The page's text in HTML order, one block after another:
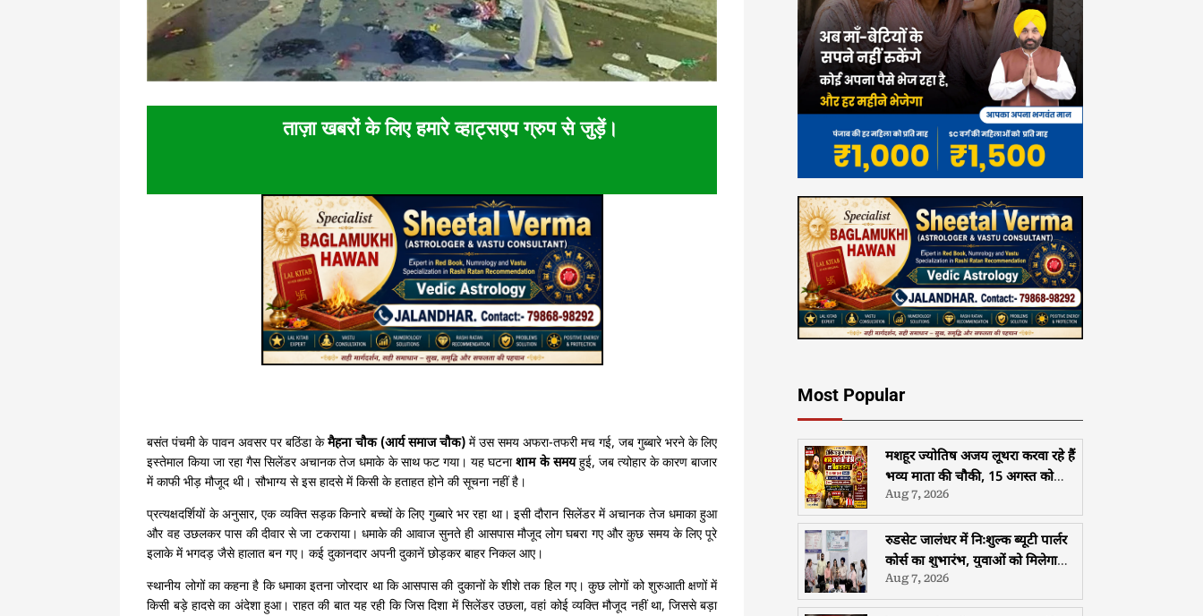
ताज़ा खबरों के लिए हमारे व्हाट्सएप ग्रुप से जुड़ें।
बसंत पंचमी के पावन अवसर पर बठिंडा केमैहना चौक (आर्य समाज चौक)में उस समय अफरा-तफरी मच गई, जब गुब्बारे भरने के लिए
इस्तेमाल किया जा रहा गैस सिलेंडर अचानक तेज धमाके के साथ फट गया। यह घटनाशाम के समयहुई, जब त्योहार के कारण बाजार
में काफी भीड़ मौजूद थी। सौभाग्य से इस हादसे में किसी के हताहत होने की सूचना नहीं है।
प्रत्यक्षदर्शियों के अनुसार, एक व्यक्ति सड़क किनारे बच्चों के लिए गुब्बारे भर रहा था। इसी दौरान सिलेंडर में अचानक तेज धमाका हुआ
और वह उछलकर पास की दीवार से जा टकराया। धमाके की आवाज सुनते ही आसपास मौजूद लोग घबरा गए और कुछ समय के लिए पूरे
इलाके में भगदड़ जैसे हालात बन गए। कई दुकानदार अपनी दुकानें छोड़कर बाहर निकल आए।
स्थानीय लोगों का कहना है कि धमाका इतना जोरदार था कि आसपास की दुकानों के शीशे तक हिल गए। कुछ लोगों को शुरुआती क्षणों में
किसी बड़े हादसे का अंदेशा हुआ। राहत की बात यह रही कि जिस दिशा में सिलेंडर उछला, वहां कोई व्यक्ति मौजूद नहीं था, जिससे बड़ा
Most Popular
मशहूर ज्योतिष अजय लूथरा करवा रहे हैं
भव्य माता की चौकी, 15 अगस्त को
होशियारपुर में सजेगा विशाल धार्मिक
समागम
Aug 7, 2026
रुडसेट जालंधर में निःशुल्क ब्यूटी पार्लर
कोर्स का शुभारंभ, युवाओं को मिलेगा
मुफ्त प्रशिक्षण, हॉस्टल और भोजन की
सुविधा
Aug 7, 2026